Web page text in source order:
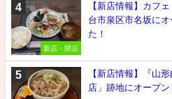
新店・閉店
【新店情報】カフ
台市泉区市名坂に
た！
【新店情報】『山
店」跡地にオープ